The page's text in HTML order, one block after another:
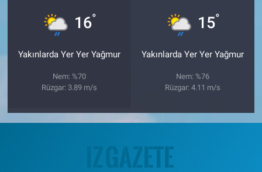
16°
Yakınlarda Yer Yer Yağmur
Nem: %70
Rüzgar: 3.89 m/s
15°
Yakınlarda Yer Yer Yağmur
Nem: %76
Rüzgar: 4.11 m/s